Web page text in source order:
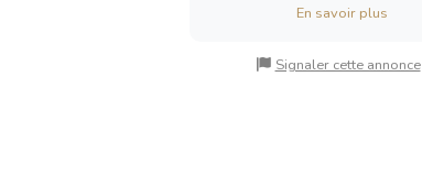
En savoir plus
Signaler cette annonce